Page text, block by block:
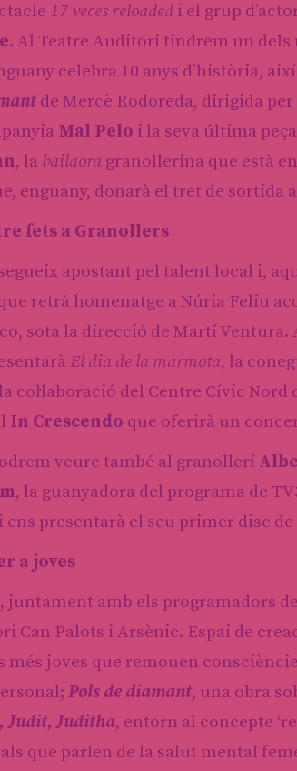
17 veces reloaded i el grup
Al Teatre Auditori tindrem un
celebra 10 anys d’història,
de Mercè Rodoreda, dirigida
Mal Pelo i la seva última peça
, la bailaora granollerina que està
enguany, donarà el tret de
fets a Granollers
apostant pel talent local i,
retrà homenatge a Núria Feliu
sota la direcció de Martí
El dia de la marmota, la
col·laboració del Centre Cívic
In Crescendo que oferirà un
veure també al granollerí
, la guanyadora del programa de
presentarà el seu primer disc
a joves
juntament amb els programadors
Can Palots i Arsènic. Espai de
més joves que remouen
Pols de diamant, una obra
Judit, Juditha, entorn al concepte
que parlen de la salut mental